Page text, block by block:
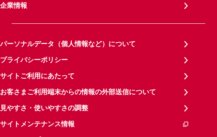
企業情報
パーソナルデータ（個人情報など）について
プライバシーポリシー
サイトご利用にあたって
お客さまご利用端末からの情報の外部送信について
見やすさ・使いやすさの調整
サイトメンテナンス情報